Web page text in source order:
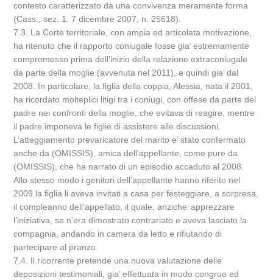
contesto caratterizzato da una convivenza meramente forma
(Cass., sez. 1, 7 dicembre 2007, n. 25618).
7.3. La Corte territoriale, con ampia ed articolata motivazione,
ha ritenuto che il rapporto coniugale fosse gia’ estremamente
compromesso prima dell’inizio della relazione extraconiugale
da parte della moglie (avvenuta nel 2011), e quindi gia’ dal
2008. In particolare, la figlia della coppia, Alessia, nata il 2001,
ha ricordato molteplici litigi tra i coniugi, con offese da parte del
padre nei confronti della moglie, che evitava di reagire, mentre
il padre imponeva le figlie di assistere alle discussioni.
L’atteggiamento prevaricatore del marito e’ stato confermato
anche da (OMISSIS), amica dell’appellante, come pure da
(OMISSIS), che ha narrato di un episodio accaduto al 2008.
Allo stesso modo i genitori dell’appellante hanno riferito nel
2009 la figlia li aveva invitati a casa per festeggiare, a sorpresa,
il compleanno dell’appellato, il quale, anziche’ apprezzare
l’iniziativa, se n’era dimostrato contrariato e aveva lasciato la
compagnia, andando in camera da letto e rifiutando di
partecipare al pranzo.
7.4. Il ricorrente pretende una nuova valutazione delle
deposizioni testimoniali, gia’ effettuata in modo congruo ed